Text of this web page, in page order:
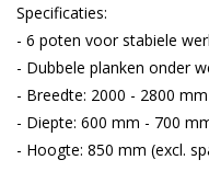
Specificaties:
- 6 poten voor stabiele
- Dubbele planken onder
- Breedte: 2000 - 2800 mm
- Diepte: 600 mm - 700
- Hoogte: 850 mm (excl.